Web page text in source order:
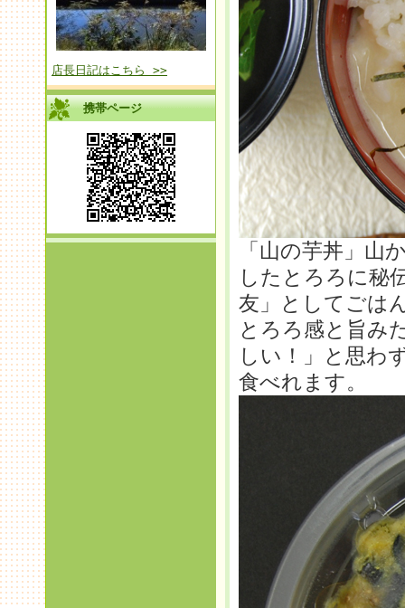
店長日記はこちら >>
携帯ページ
「山の芋丼」山
したとろろに秘
友」としてごは
とろろ感と旨み
しい！」と思わ
食べれます。